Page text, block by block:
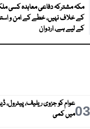
مکہ مشترکہ دفاعی معاہدہ کسی
کے خلاف نہیں، خطے کے امن و
کے لیے ہے، اردوان
03عوام کو جزوی ریلیف، پیٹرول،
میں کمی